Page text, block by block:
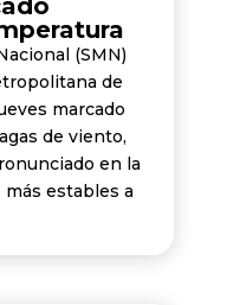
(SMN)
de
marcado
de viento,
en la
estables a